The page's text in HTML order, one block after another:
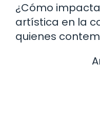
¿Cómo
artística en la
quienes